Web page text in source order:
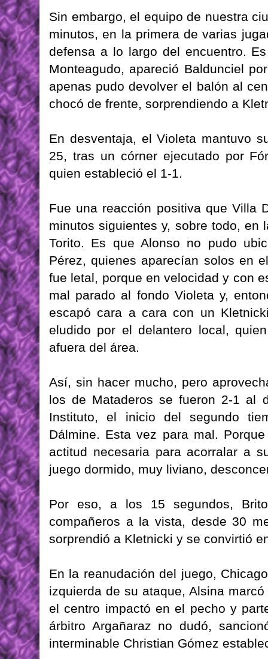
Sin embargo, el equipo de nuestra
minutos, en la primera de varias
defensa a lo largo del encuentro.
Monteagudo, apareció Baldunciel
apenas pudo devolver el balón al
chocó de frente, sorprendiendo a
En desventaja, el Violeta mantuvo
25, tras un córner ejecutado por
quien estableció el 1-1.
Fue una reacción positiva que Villa
minutos siguientes y, sobre todo,
Torito. Es que Alonso no pudo
Pérez, quienes aparecían solos en
fue letal, porque en velocidad y con
mal parado al fondo Violeta y,
escapó cara a cara con un
eludido por el delantero local,
afuera del área.
Así, sin hacer mucho, pero
los de Mataderos se fueron 2-1 al
Instituto, el inicio del segundo
Dálmine. Esta vez para mal.
actitud necesaria para acorralar a
juego dormido, muy liviano,
Por eso, a los 15 segundos,
compañeros a la vista, desde 30
sorprendió a Kletnicki y se convirtió
En la reanudación del juego,
izquierda de su ataque, Alsina
el centro impactó en el pecho y
árbitro Argañaraz no dudó,
interminable Christian Gómez